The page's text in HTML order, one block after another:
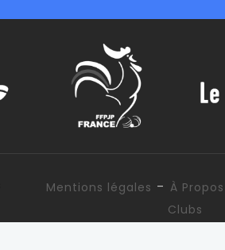
Mentions légales - À Propos
Clubs